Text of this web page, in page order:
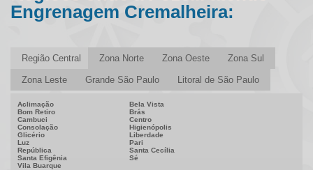
Polia Dentada
Polia Dentada para Corrente
Polia Sincronizadora
Engrenagem Cremalheira:
Região Central Zona Norte Zona Oeste Zona Sul
Zona Leste Grande São Paulo Litoral de São Paulo
Aclimação
Bela Vista
Bom Retiro
Brás
Cambuci
Centro
Consolação
Higienópolis
Glicério
Liberdade
Luz
Pari
República
Santa Cecília
Santa Efigênia
Sé
Vila Buarque